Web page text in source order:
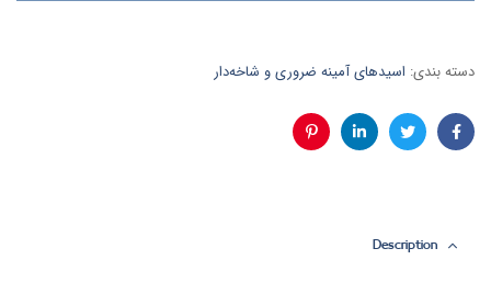
دسته بندی: اسیدهای آمینه ضروری و شاخه‌دار
فیس
توئیتر لینکدینپینترست
Description